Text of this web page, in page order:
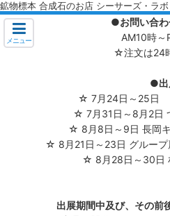
鉱物標本 合成石のお店 シーサーズ・ラボ
メニュー
●お問い合わ
AM10時～
☆注文は24
●出
☆ 7月24日～25日
☆ 7月31日～8月2日
☆ 8月8日～9日 長岡
☆ 8月21日～23日 グルー
☆ 8月28日～30日
出展期間中及び、その前